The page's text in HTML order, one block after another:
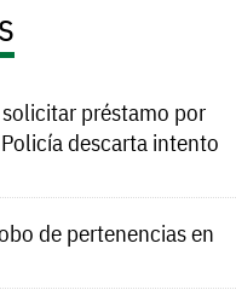
préstamo por
descarta intento
de pertenencias en